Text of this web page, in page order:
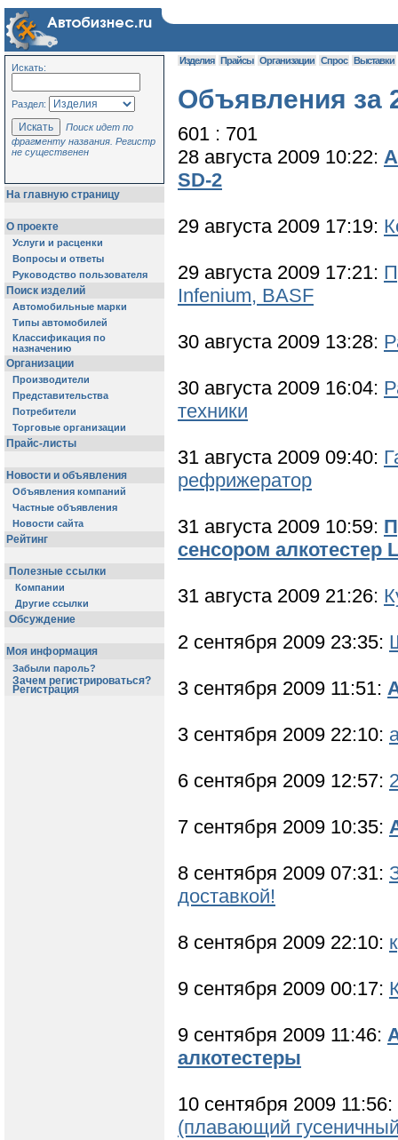
Искать:
Раздел:
Поиск идет по
фрагменту названия. Регистр
не существенен
На главную страницу
О проекте
Услуги и расценки
Вопросы и ответы
Руководство пользователя
Поиск изделий
Автомобильные марки
Типы автомобилей
Классификация по
назначению
Организации
Производители
Представительства
Потребители
Торговые организации
Прайс-листы
Новости и объявления
Объявления компаний
Частные объявления
Новости сайта
Рейтинг
Полезные ссылки
Компании
Другие ссылки
Обсуждение
Моя информация
Забыли пароль?
Зачем регистрироваться?
Регистрация
Изделия Прайсы Организации Спрос Выставки
Объявления за
601 : 701
28 августа 2009 10:22:
SD-2
29 августа 2009 17:19:
29 августа 2009 17:21:
Infenium, BASF
30 августа 2009 13:28:
30 августа 2009 16:04:
техники
31 августа 2009 09:40:
рефрижератор
31 августа 2009 10:59:
сенсором алкотестер
31 августа 2009 21:26:
2 сентября 2009 23:35:
3 сентября 2009 11:51:
3 сентября 2009 22:10:
6 сентября 2009 12:57:
7 сентября 2009 10:35:
8 сентября 2009 07:31:
доставкой!
8 сентября 2009 22:10:
9 сентября 2009 00:17:
9 сентября 2009 11:46:
алкотестеры
10 сентября 2009 11:56:
(плавающий